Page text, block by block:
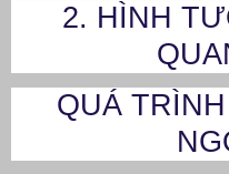
2. HÌNH
QUÁ